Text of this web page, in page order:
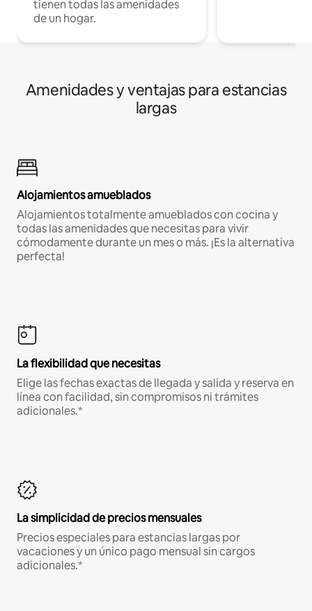
tienen todas las amenidades
de un hogar.
Amenidades y ventajas para estancias
largas
Alojamientos amueblados
Alojamientos totalmente amueblados con cocina y
todas las amenidades que necesitas para vivir
cómodamente durante un mes o más. ¡Es la alternativa
perfecta!
La flexibilidad que necesitas
Elige las fechas exactas de llegada y salida y reserva en
línea con facilidad, sin compromisos ni trámites
adicionales.*
La simplicidad de precios mensuales
Precios especiales para estancias largas por
vacaciones y un único pago mensual sin cargos
adicionales.*